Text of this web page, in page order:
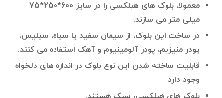
معمولا، بلوک های هبلکسی را در سایز 600*250*75
میلی متر می سازند.
در ساخت این بلوک، از سیمان سفید یا سیاه، سیلیس،
پودر منیزیم، پودر آلومینیوم و آهک استفاده می کنند.
قابلیت ساخته شدن این نوع بلوک در اندازه های دلخواه
وجود دارد.